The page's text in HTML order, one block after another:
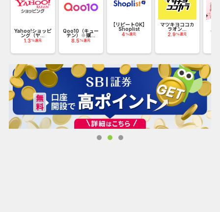
Yahoo!ショッピ
ング（ヤ...
1.3 %還元
Qoo10（キュー
テン）※購...
8.5 %還元
【リピートOK】
Shoplist
4 %還元
マツキヨココカ
ラオン...
2.9 %還元